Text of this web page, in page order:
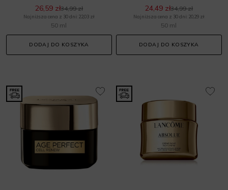
26,59 zł34,99 zł
Najniższa cena z 30 dni: 22,03 zł
50 ml
DODAJ DO KOSZYKA
24,49 zł34,99 zł
Najniższa cena z 30 dni: 20,29 zł
50 ml
DODAJ DO KOSZYKA